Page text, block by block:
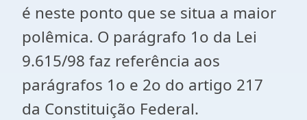
é neste ponto que se situa a maior
polêmica. O parágrafo 1o da Lei
9.615/98 faz referência aos
parágrafos 1o e 2o do artigo 217
da Constituição Federal.